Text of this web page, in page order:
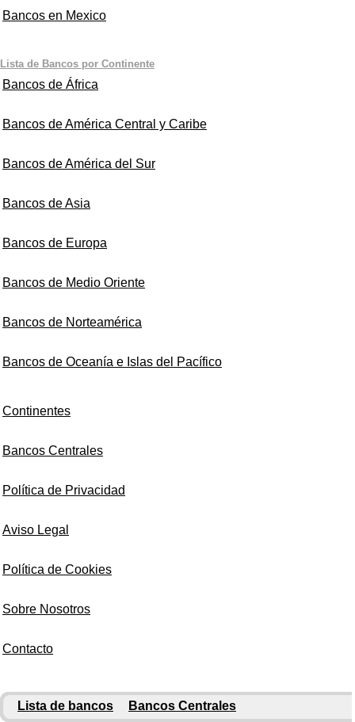
Bancos en Mexico
Lista de Bancos por Continente
Bancos de África
Bancos de América Central y Caribe
Bancos de América del Sur
Bancos de Asia
Bancos de Europa
Bancos de Medio Oriente
Bancos de Norteamérica
Bancos de Oceanía e Islas del Pacífico
Continentes
Bancos Centrales
Política de Privacidad
Aviso Legal
Política de Cookies
Sobre Nosotros
Contacto
Lista de bancos Bancos Centrales